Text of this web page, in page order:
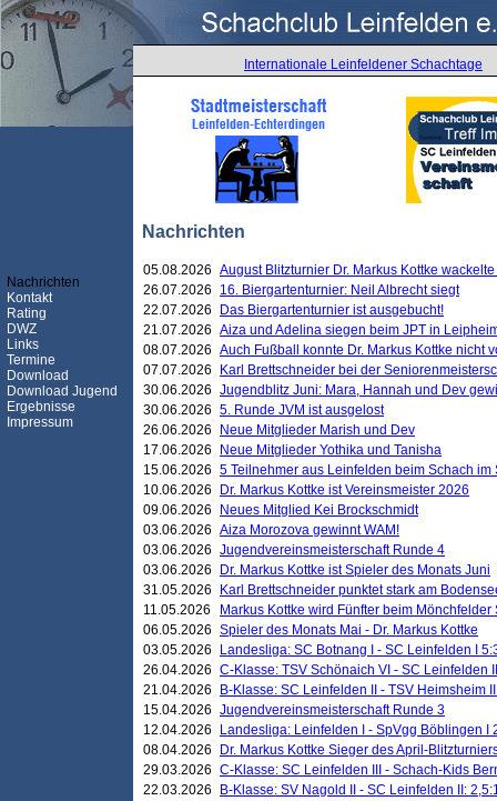
Internationale Leinfeldener Schachtage
Nachrichten
Nachrichten
Kontakt
Rating
DWZ
Links
Termine
Download
Download Jugend
Ergebnisse
Impressum
05.08.2026 August Blitzturnier Dr. Markus Kottke
26.07.2026
16. Biergartenturnier: Neil Albrecht siegt
22.07.2026
Das Biergartenturnier ist ausgebucht!
21.07.2026 Aiza und Adelina siegen beim JPT in
08.07.2026 Auch Fußball konnte Dr. Markus Kottke nicht
07.07.2026
Karl Brettschneider bei der
30.06.2026 Jugendblitz Juni: Mara, Hannah und Dev
30.06.2026 5. Runde JVM ist ausgelost
26.06.2026
Neue Mitglieder Marish und Dev
17.06.2026
Neue Mitglieder Yothika und Tanisha
15.06.2026 5 Teilnehmer aus Leinfelden beim Schach
10.06.2026
Dr. Markus Kottke ist Vereinsmeister 2026
09.06.2026
Neues Mitglied Kei Brockschmidt
03.06.2026 Aiza Morozova gewinnt WAM!
03.06.2026 Jugendvereinsmeisterschaft Runde 4
03.06.2026
Dr. Markus Kottke ist Spieler des Monats Juni
31.05.2026
Karl Brettschneider punktet stark am
11.05.2026
Markus Kottke wird Fünfter beim
06.05.2026 Spieler des Monats Mai - Dr. Markus Kottke
03.05.2026
Landesliga: SC Botnang I - SC Leinfelden I
26.04.2026 C-Klasse: TSV Schönaich VI - SC Leinfelden
21.04.2026
B-Klasse: SC Leinfelden II - TSV Heimsheim
15.04.2026 Jugendvereinsmeisterschaft Runde 3
12.04.2026
Landesliga: Leinfelden I - SpVgg Böblingen I
08.04.2026
Dr. Markus Kottke Sieger des April-
29.03.2026 C-Klasse: SC Leinfelden III - Schach-Kids
22.03.2026
B-Klasse: SV Nagold II - SC Leinfelden II: